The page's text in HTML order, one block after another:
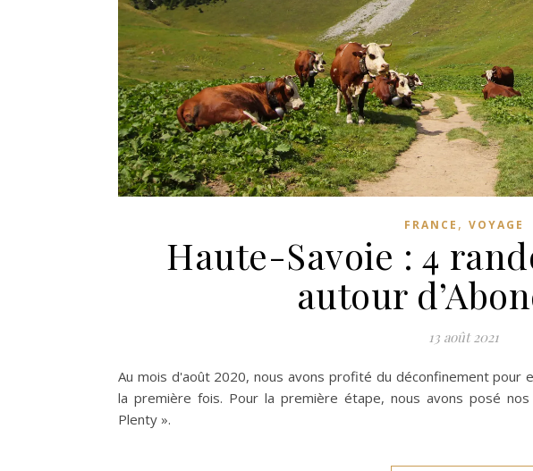
FRANCE , VOYAGE
Haute-Savoie : 4
autour
13 août 2021
Au mois d'août 2020, nous avons profité du déconfinement pour
la première fois. Pour la première étape, nous avons posé
Plenty ».